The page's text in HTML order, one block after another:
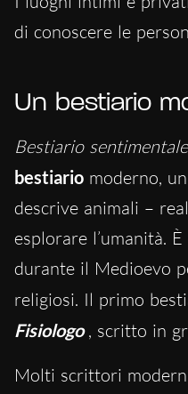
di conoscere le
Un bestiario
Bestiario sentimentale
bestiario moderno,
descrive animali –
esplorare l’umanità.
durante il Medioevo
religiosi. Il primo
Fisiologo , scritto in
Molti scrittori